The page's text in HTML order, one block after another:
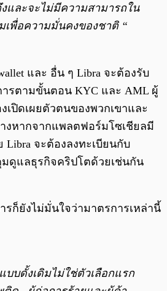
และจะไม่มีความสามารถใน
เพื่อความมั่นคงของชาติ “
และ อื่น ๆ Libra จะต้องรับ
ารตามขั้นตอน KYC และ AML ผู้
เปิดเผยตัวตนของพวกเขาและ
งหากจากแพลตฟอร์มโซเชียลมี
Libra จะต้องลงทะเบียนกับ
ดูแลธุรกิจคริปโตด้วยเช่นกัน
ก็ยังไม่มั่นใจว่ามาตรการเหล่านี้
แบบดั้งเดิมไม่ใช่ตัวเลือกแรก